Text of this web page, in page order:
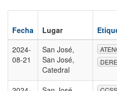
Fecha Lugar
2024-
08-21
San José,
San José,
Catedral